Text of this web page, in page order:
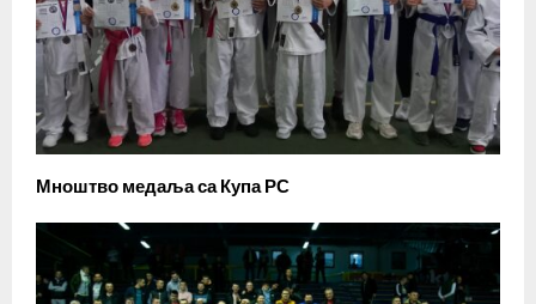
Мноштво медаља са Купа РС